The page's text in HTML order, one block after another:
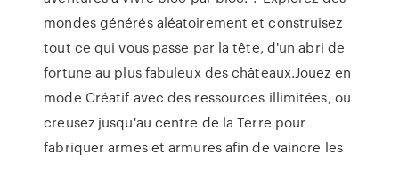
mondes générés aléatoirement et construisez
tout ce qui vous passe par la tête, d'un abri de
fortune au plus fabuleux des châteaux.Jouez en
mode Créatif avec des ressources illimitées, ou
creusez jusqu'au centre de la Terre pour
fabriquer armes et armures afin de vaincre les